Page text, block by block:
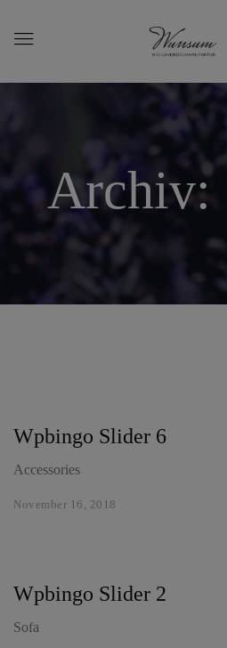
Archiv:
Wpbingo Slider 6
Accessories
November 16, 2018
Wpbingo Slider 2
Sofa